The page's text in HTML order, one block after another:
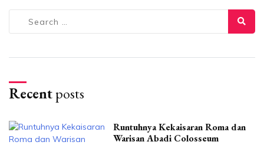
Recentposts
Runtuhnya Kekaisaran Roma dan
Warisan Abadi Colosseum